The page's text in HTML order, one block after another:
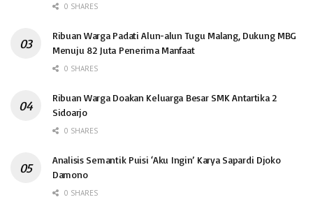
0 SHARES
Ribuan Warga Padati Alun-alun Tugu Malang, Dukung MBG
Menuju 82 Juta Penerima Manfaat
0 SHARES
Ribuan Warga Doakan Keluarga Besar SMK Antartika 2
Sidoarjo
0 SHARES
Analisis Semantik Puisi ‘Aku Ingin’ Karya Sapardi Djoko
Damono
0 SHARES